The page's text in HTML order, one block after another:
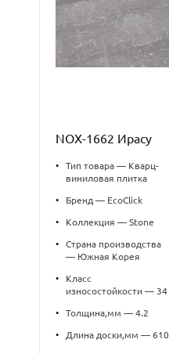
NOX-1662 Ирасу
•
Тип товара — Кварц-
виниловая плитка
• Бренд — EcoClick
• Коллекция — Stone
•
Страна производства
— Южная Корея
•
Класс
износостойкости — 34
• Толщина,мм — 4.2
• Длина доски,мм — 610